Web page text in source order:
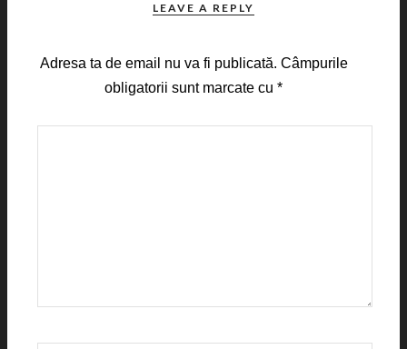
LEAVE A REPLY
Adresa ta de email nu va fi publicată. Câmpurile
obligatorii sunt marcate cu*